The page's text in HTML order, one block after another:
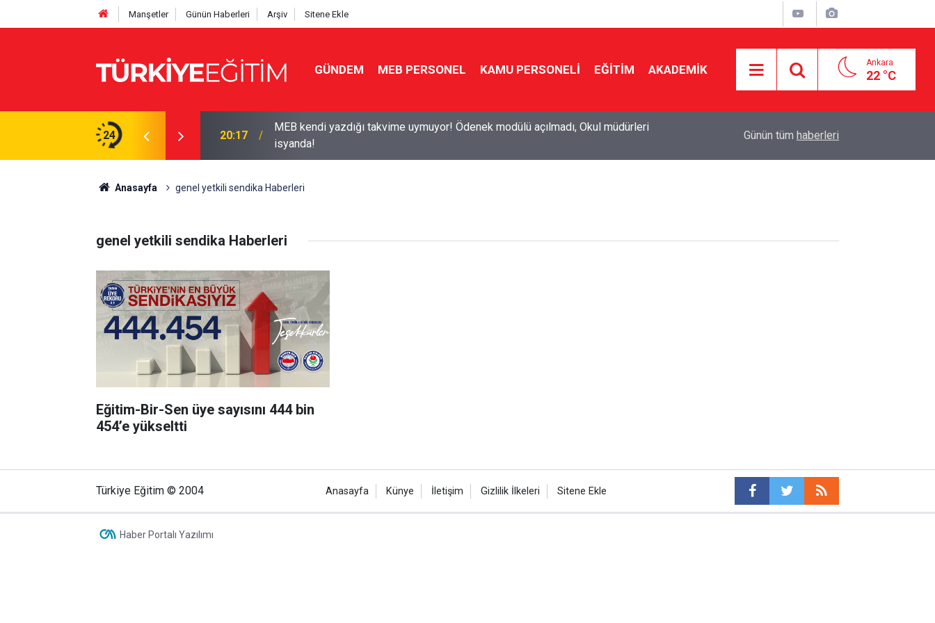
Manşetler Günün Haberleri Arşiv Sitene Ekle
GÜNDEM MEB PERSONEL KAMU PERSONELİ EĞİTİM AKADEMİK Ankara
22 °C
24
üyelerine kampanya 20:17
MEB kendi yazdığı takvime uymuyor! Ödenek modülü açılmadı, Okul müdürleri
isyanda!
2026-2027 ücretli öğretmenlik: Kimler
Günün tüm haberleri
Anasayfa genel yetkili sendika Haberleri
genel yetkili sendika Haberleri
Eğitim-Bir-Sen üye sayısını 444 bin
454’e yükseltti
Türkiye Eğitim © 2004 Anasayfa Künye İletişim Gizlilik İlkeleri Sitene Ekle
Haber Portalı Yazılımı